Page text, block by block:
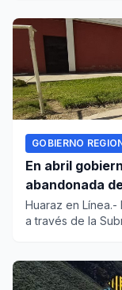
GOBIERNO
En abril
abandonada
Huaraz en Línea.-
a través de la